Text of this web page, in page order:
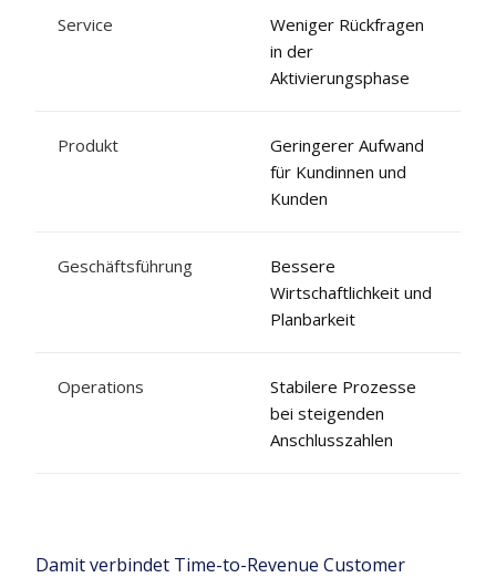
Service
Weniger Rückfragen
in der
Aktivierungsphase
Produkt
Geringerer Aufwand
für Kundinnen und
Kunden
Geschäftsführung
Bessere
Wirtschaftlichkeit und
Planbarkeit
Operations
Stabilere Prozesse
bei steigenden
Anschlusszahlen
Damit verbindet Time-to-Revenue Customer